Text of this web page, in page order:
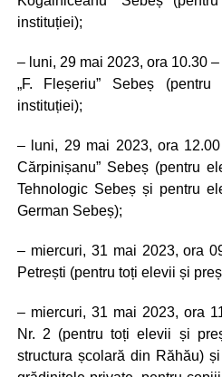
instituției);
– luni, 29 mai 2023, ora 10.30
„F. Fleșeriu” Sebeș
instituției);
– luni, 29 mai 2023, ora
Cărpinișanu” Sebeș (pentru
Tehnologic Sebeș și pentru
German Sebeș);
– miercuri, 31 mai 2023, ora
Petrești (pentru toți elevii și
– miercuri, 31 mai 2023, ora
Nr. 2 (pentru toți elevii și
structura școlară din Răhău)